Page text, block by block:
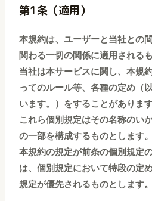
第1条（適用）
本規約は、ユーザーと当社との
関わる一切の関係に適用される
当社は本サービスに関し、本規
ってのルール等、各種の定め（
います。）をすることがあります
これら個別規定はその名称のい
の一部を構成するものとします。
本規約の規定が前条の個別規定
は、個別規定において特段の定
規定が優先されるものとします。